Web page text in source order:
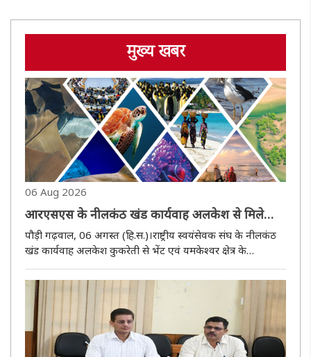
मुख्य खबर
06 Aug 2026
आरएसएस के नीलकंठ खंड कार्यवाह अलकेश से मिले
पद्मश्री सुदर्शन व डॉ. प्रदीप
पौड़ी गढ़वाल, 06 अगस्त (हि.स.)।राष्ट्रीय स्वयंसेवक संघ के नीलकंठ
खंड कार्यवाह अलकेश कुकरेती से भेंट एवं यमकेश्वर क्षेत्र के
सामाजिक, सांस्कृतिक और पर्यटन विकास पर चर्चा करने के लिए
विश्व प्रसिद्ध सैंड आर्टिस्ट एवं पद्मश्री सम्मानित सुदर्शन पटनायक ..